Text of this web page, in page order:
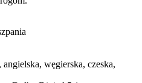
angielska, węgierska, czeska,